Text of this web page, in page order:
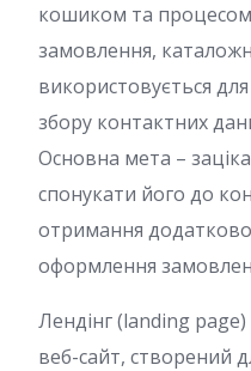
кошиком та
замовлення,
використовується
збору контактних
Основна мета –
спонукати його до
отримання
оформлення
Лендінг (landing
веб-сайт, створений